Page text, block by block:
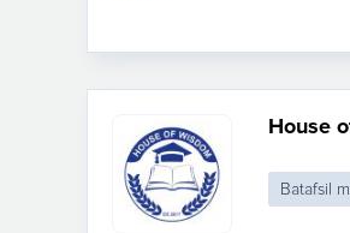
House
Batafsil